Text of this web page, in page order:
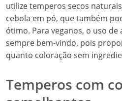
utilize temperos secos
cebola em pó, que também
ótimo. Para veganos, o uso de
sempre bem-vindo, pois
quanto coloração sem
Temperos com